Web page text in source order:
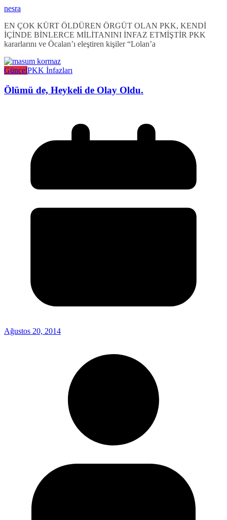
nesra
EN ÇOK KÜRT ÖLDÜREN ÖRGÜT OLAN PKK, KENDİ
İÇİNDE BİNLERCE MİLİTANINI İNFAZ ETMİŞTİR PKK
kararlarını ve Öcalan’ı eleştiren kişiler “Lolan’a
GüncelPKK İnfazları
Ölümü de, Heykeli de Olay Oldu.
Ağustos 20, 2014